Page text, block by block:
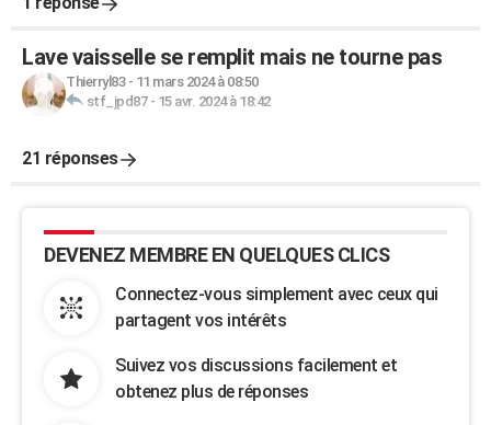
Lave vaisselle se remplit mais ne tourne pas
Thierryl83- 11 mars 2024 à 08:50
stf_jpd87- 15 avr. 2024 à 18:42
21 réponses
DEVENEZ MEMBRE EN QUELQUES CLICS
Connectez-vous simplement avec ceux qui
partagent vos intérêts
Suivez vos discussions facilement et
obtenez plus de réponses